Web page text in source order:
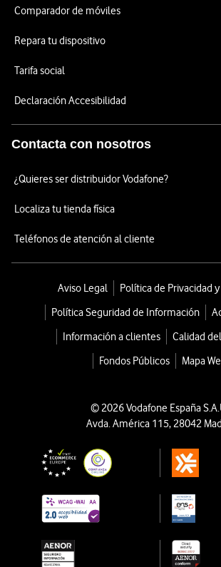
Comparador de móviles
Repara tu dispositivo
Tarifa social
Declaración Accesibilidad
Contacta con nosotros
¿Quieres ser distribuidor Vodafone?
Localiza tu tienda física
Teléfonos de atención al cliente
Aviso Legal
Política de Privacidad
Política Seguridad de Información
Información a clientes
Calidad
Fondos Públicos
Mapa
© 2026 Vodafone España
Avda. América 115, 28042